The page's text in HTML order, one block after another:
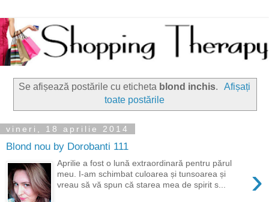
Se afișează postările cu eticheta blond inchis.
Afișați
toate postările
vineri, 18 aprilie 2014
Blond nou by Dorobanti 111
›
Aprilie a fost o lună extraordinară pentru părul
meu. I-am schimbat culoarea și tunsoarea și
vreau să vă spun că starea mea de spirit s...